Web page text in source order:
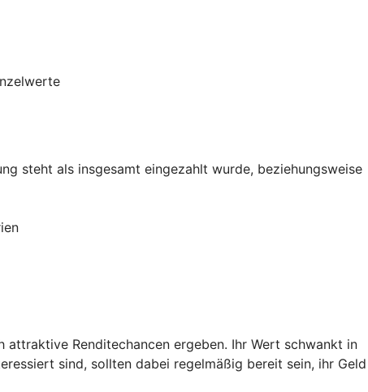
steht als insgesamt eingezahlt wurde, beziehungsweise
Renditechancen ergeben. Ihr Wert schwankt in
sind, sollten dabei regelmäßig bereit sein, ihr Geld